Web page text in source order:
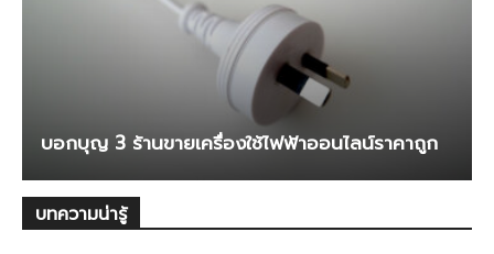
บอกบุญ 3 ร้านขายเครื่องใช้ไฟฟ้าออนไลน์ราคาถูก
บทความน่ารู้